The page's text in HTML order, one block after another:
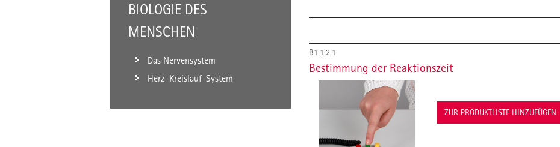
BIOLOGIE DES
MENSCHEN
Das Nervensystem
Herz-Kreislauf-System
B1.1.2.1
Bestimmung der Reaktionszeit
ZUR PRODUKTLISTE HINZUFÜGEN